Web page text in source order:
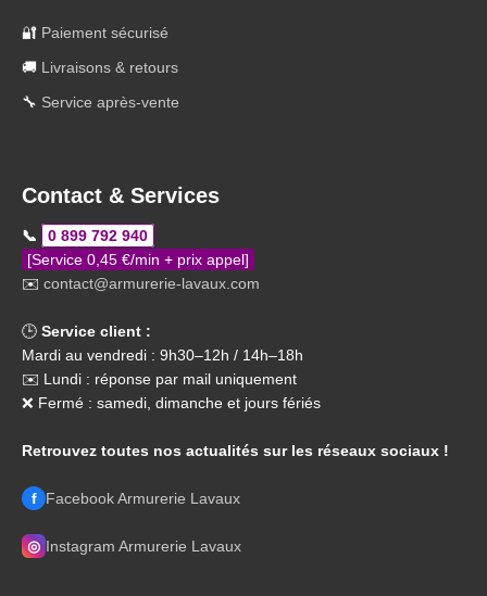
🔐 Paiement sécurisé
🚚 Livraisons & retours
🔧 Service après-vente
Contact & Services
📞
0 899 792 940
[Service 0,45 €/min + prix appel]
✉️ contact@armurerie-lavaux.com
🕒 Service client :
Mardi au vendredi : 9h30–12h / 14h–18h
✉️ Lundi : réponse par mail uniquement
❌ Fermé : samedi, dimanche et jours fériés
Retrouvez toutes nos actualités sur les réseaux sociaux !
f Facebook Armurerie Lavaux
◎ Instagram Armurerie Lavaux